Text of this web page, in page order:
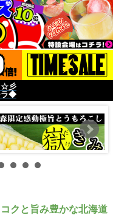
☆彡
ラ◆
クと旨み豊かな北海道